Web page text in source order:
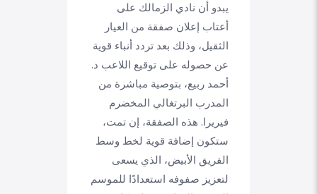
يبدو أن نادي الزمالك على
أعتاب إعلان صفقة من العيار
الثقيل، وذلك بعد تردد أنباء قوية
عن حصوله على توقيع اللاعب د.
أحمد ربيع، بتوصية مباشرة من
المدرب البرتغالي المخضرم
فيريرا. هذه الصفقة، إن تمت،
ستكون إضافة قوية لخط وسط
الفريق الأبيض، الذي يسعى
لتعزيز صفوفه استعدادًا للموسم